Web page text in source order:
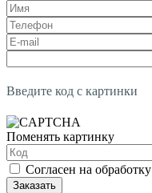
Введите код с картинки
Поменять картинку
Согласен на обработку
Заказать